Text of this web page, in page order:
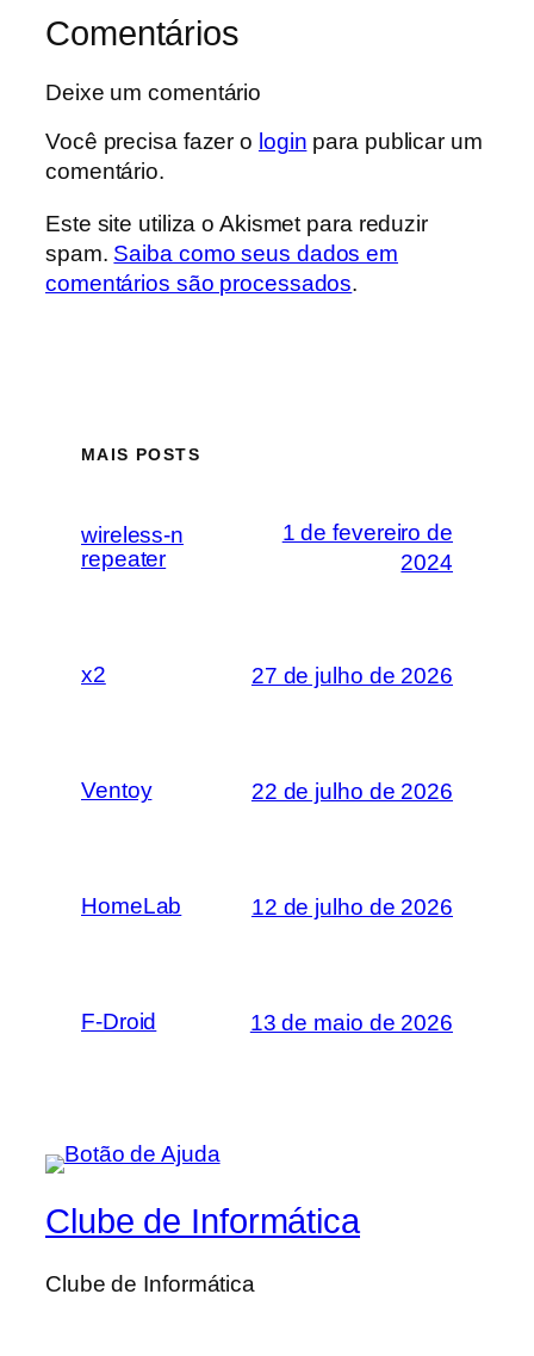
Comentários
Deixe um comentário
Você precisa fazer o login para publicar um
comentário.
Este site utiliza o Akismet para reduzir
spam. Saiba como seus dados em
comentários são processados.
MAIS POSTS
wireless-n
repeater
1 de fevereiro de
2024
x2 27 de julho de 2026
Ventoy 22 de julho de 2026
HomeLab 12 de julho de 2026
F-Droid 13 de maio de 2026
Clube de Informática
Clube de Informática